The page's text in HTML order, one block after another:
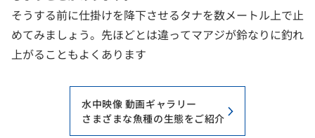
そうする前に仕掛けを降下させるタナを数メートル上で止
めてみましょう。先ほどとは違ってマアジが鈴なりに釣れ
上がることもよくあります
水中映像 動画ギャラリー
さまざまな魚種の生態をご紹介